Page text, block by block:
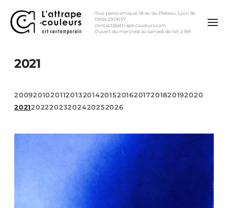
Tour panoramique, 18 av. du Plateau, Lyon 9e
09 64 29 06 57
contact@attrape-couleurs.com
Ouvert du mercredi au samedi de 14h à 18h
2021
20092010201120132014201520162017201820192020
202120222023202420252026